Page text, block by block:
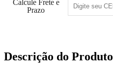
Calcule Frete e
Prazo
Descrição do Produto